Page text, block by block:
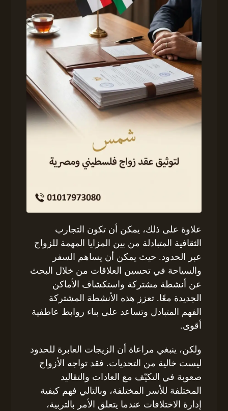
علاوة على ذلك، يمكن أن تكون التجارب
الثقافية المتبادلة من بين المزايا المهمة للزواج
عبر الحدود. حيث يمكن أن يساهم السفر
والسياحة في تحسين العلاقات من خلال البحث
عن أنشطة مشتركة واستكشاف الأماكن
الجديدة معًا. تعزز هذه الأنشطة المشتركة
الفهم المتبادل وتساعد على بناء روابط عاطفية
أقوى.
ولكن، ينبغي مراعاة أن الزيجات العابرة للحدود
ليست خالية من التحديات. فقد تواجه الأزواج
صعوبة في التكيّف مع العادات والتقاليد
المختلفة للأسر المختلفة، وبالتالي فهم كيفية
إدارة الاختلافات عندما يتعلق الأمر بالتربية،